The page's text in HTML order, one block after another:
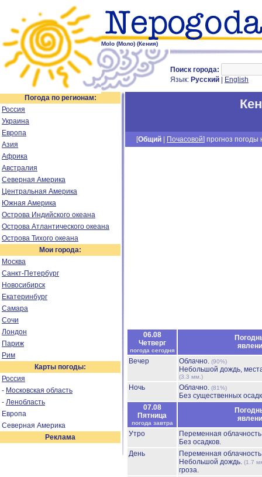
Molo (Моло) (Кения)
Поиск города:
Язык: Русский English
Погода по регионам:
Россия
Украина
Европа
Азия
Африка
Австралия
Северная Америка
Центральная Америка
Южная Америка
Острова Индийского океана
Острова Атлантического океана
Острова Тихого океана
Мои города:
Москва
Санкт-Петербург
Новосибирск
Екатеринбург
Самара
Сочи
Лондон
Париж
Рим
Карты погоды:
Россия
- Московская область
- Ленобласть
Европа
Северная Америка
Реклама
[Общий Почасовой] прогноз погоды
06.08
Четверг
погода сегодня
Вечер
Облачно. (90%)
Небольшой дождь,
(3.3 мм.)
Ночь Облачно. (81%)
Без существенных
07.08
Пятница
погода завтра
Утро
Переменная
Без осадков.
День
Переменная
Небольшой дождь. (1.7
гроза.